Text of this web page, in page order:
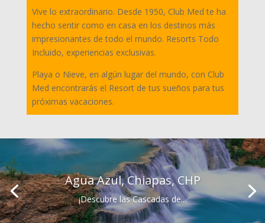
Vive lo extraordinario. Desde 1950, Club Med te ha
hecho sentir como en casa en los destinos más
impresionantes de todo el mundo. Resorts Todo
Incluido, experiencias exclusivas.
Playa o Nieve, en algún lugar del mundo, con Club
Med encontrarás el Resort de tus sueños para tus
próximas vacaciones.
Agua Azul, Chiapas, CHP
¡Descubre las Cascadas de...